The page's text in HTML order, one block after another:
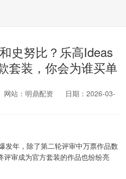
史努比？乐高Ideas
套装，你会为谁买单
网站：明鼎配资
日期：2026-03-
发年，除了第二轮评审中万票作品数
审成为官方套装的作品也纷纷亮